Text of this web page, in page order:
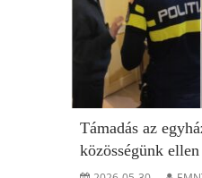
Támadás az
közösségünk ellen